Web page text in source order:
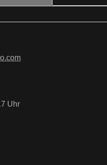
Felder sind Pflichtfelder.
Uhr